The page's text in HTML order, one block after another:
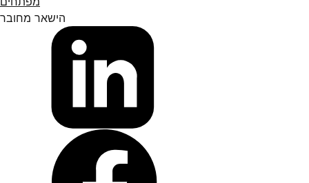
הישאר מחובר